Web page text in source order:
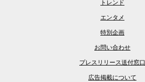
トレンド
エンタメ
特別企画
お問い合わせ
プレスリリース送付窓口
広告掲載について